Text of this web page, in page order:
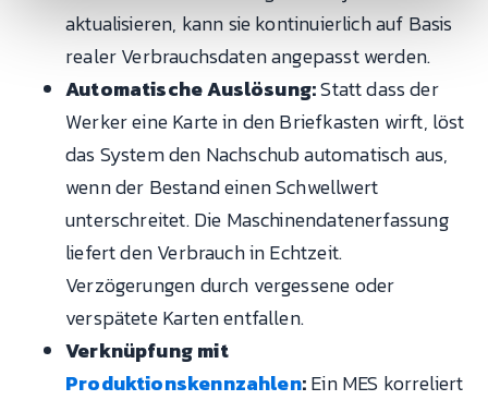
aktualisieren, kann sie kontinuierlich auf Basis
realer Verbrauchsdaten angepasst werden.
Automatische Auslösung:Statt dass der
Werker eine Karte in den Briefkasten wirft, löst
das System den Nachschub automatisch aus,
wenn der Bestand einen Schwellwert
unterschreitet. Die Maschinendatenerfassung
liefert den Verbrauch in Echtzeit.
Verzögerungen durch vergessene oder
verspätete Karten entfallen.
Verknüpfung mit
Produktionskennzahlen:Ein MES korreliert